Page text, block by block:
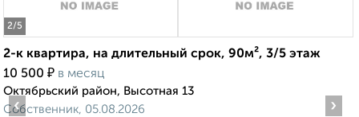
2/5
2-к квартира, на длительный срок, 90м², 3/5 этаж
10 500 ₽ в месяц
Октябрьский район, Высотная 13
Собственник, 05.08.2026
‹ ›